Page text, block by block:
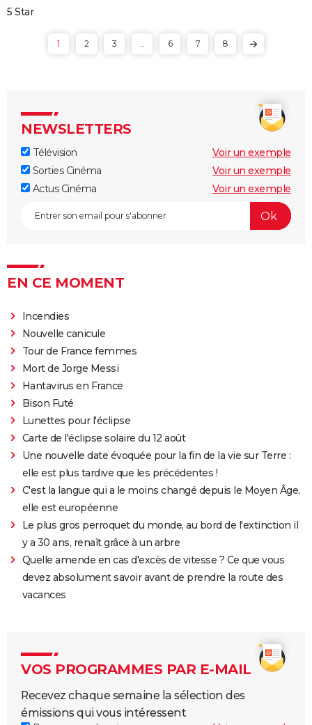
5 Star
1 2 3 ... 6 7 8
NEWSLETTERS
Télévision
Voir un exemple
Sorties Cinéma
Voir un exemple
Actus Cinéma
Voir un exemple
EN CE MOMENT
Incendies
Nouvelle canicule
Tour de France femmes
Mort de Jorge Messi
Hantavirus en France
Bison Futé
Lunettes pour l'éclipse
Carte de l'éclipse solaire du 12 août
Une nouvelle date évoquée pour la fin de la vie sur Terre :
elle est plus tardive que les précédentes !
C'est la langue qui a le moins changé depuis le Moyen Âge,
elle est européenne
Le plus gros perroquet du monde, au bord de l'extinction il
y a 30 ans, renaît grâce à un arbre
Quelle amende en cas d'excès de vitesse ? Ce que vous
devez absolument savoir avant de prendre la route des
vacances
VOS PROGRAMMES PAR E-MAIL
Recevez chaque semaine la sélection des
émissions qui vous intéressent